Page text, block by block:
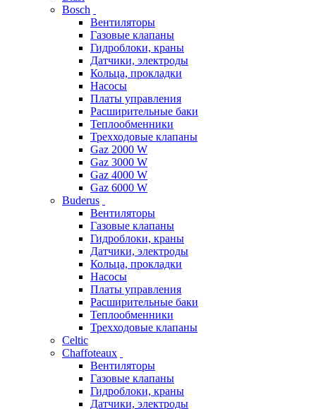
Bosch
Вентиляторы
Газовые клапаны
Гидроблоки, краны
Датчики, электроды
Кольца, прокладки
Насосы
Платы управления
Расширительные баки
Теплообменники
Трехходовые клапаны
Gaz 2000 W
Gaz 3000 W
Gaz 4000 W
Gaz 6000 W
Buderus
Вентиляторы
Газовые клапаны
Гидроблоки, краны
Датчики, электроды
Кольца, прокладки
Насосы
Платы управления
Расширительные баки
Теплообменники
Трехходовые клапаны
Celtic
Chaffoteaux
Вентиляторы
Газовые клапаны
Гидроблоки, краны
Датчики, электроды